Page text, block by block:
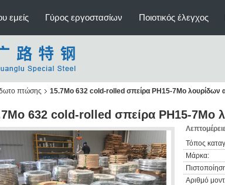
εμείς Γύρος εργοστασίων Ποιοτικός έλεγχος
πτώσης 15.7Mo 632 cold-rolled σπείρα PH15-7Mo λουρίδων
632 cold-rolled σπείρα PH15-7Mo
Τόπος
Μάρκα:
Αριθμό